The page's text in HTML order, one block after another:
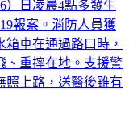
）日凌晨4點多發生
報案。消防人員獲
車在通過路口時，
、重摔在地。支援警
照上路，送醫後雖有